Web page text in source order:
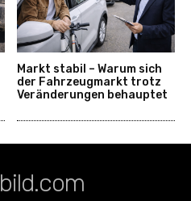
Markt stabil – Warum sich
der Fahrzeugmarkt trotz
Veränderungen behauptet
bild.com